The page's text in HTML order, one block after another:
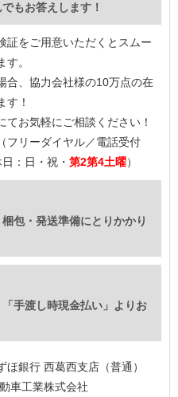
もお答えします！
証をご用意いただくとスムー
す。
合、協力会社様の10万点の在
す！
てお気軽にご相談ください！
（フリーダイヤル／電話受付
：日・祝・ 第2第4土曜）
包・発送準備にとりかかり
「手渡し時現金払い」よりお
ほ銀行 西葛西支店（普通）
車工業株式会社